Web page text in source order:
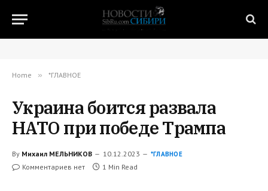
Home » *ГЛАВНОЕ
Украина боится развала
НАТО при победе Трампа
By Михаил МЕЛЬНИКОВ 10.12.2023 *ГЛАВНОЕ
Комментариев нет 1 Min Read